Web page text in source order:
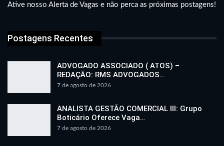
Ative nosso Alerta de Vagas e não perca as próximas postagens!
Postagens Recentes
ADVOGADO ASSOCIADO ( ATOS) –
REDAÇÃO: RMS ADVOGADOS…
7 de agosto de 2026
ANALISTA GESTÃO COMERCIAL III: Grupo
Boticário Oferece Vaga…
7 de agosto de 2026